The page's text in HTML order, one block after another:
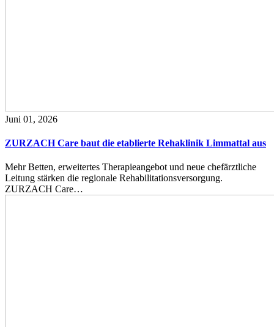
Juni 01, 2026
ZURZACH Care baut die etablierte Rehaklinik Limmattal aus
Mehr Betten, erweitertes Therapieangebot und neue chefärztliche
Leitung stärken die regionale Rehabilitationsversorgung.
ZURZACH Care…